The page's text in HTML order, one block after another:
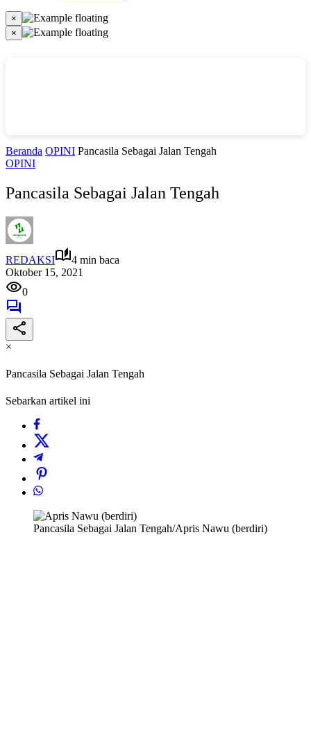
×
×
Beranda OPINI Pancasila Sebagai Jalan Tengah
OPINI
Pancasila Sebagai Jalan Tengah
REDAKSI
4 min baca
Oktober 15, 2021
0
×
Pancasila Sebagai Jalan Tengah
Sebarkan artikel ini
Pancasila Sebagai Jalan Tengah/Apris Nawu (berdiri)